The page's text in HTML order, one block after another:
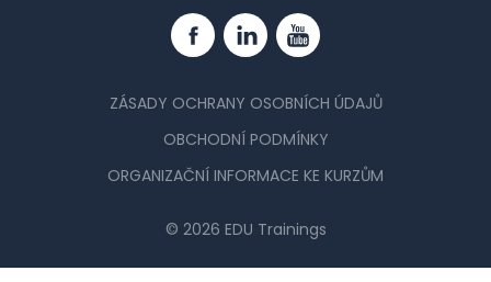
FacebookLinkedinYouTube
ZÁSADY OCHRANY OSOBNÍCH ÚDAJŮ
OBCHODNÍ PODMÍNKY
ORGANIZAČNÍ INFORMACE KE KURZŮM
© 2026 EDU Trainings